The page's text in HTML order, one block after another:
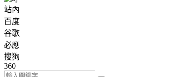
站內
百度
谷歌
必應
搜狗
360